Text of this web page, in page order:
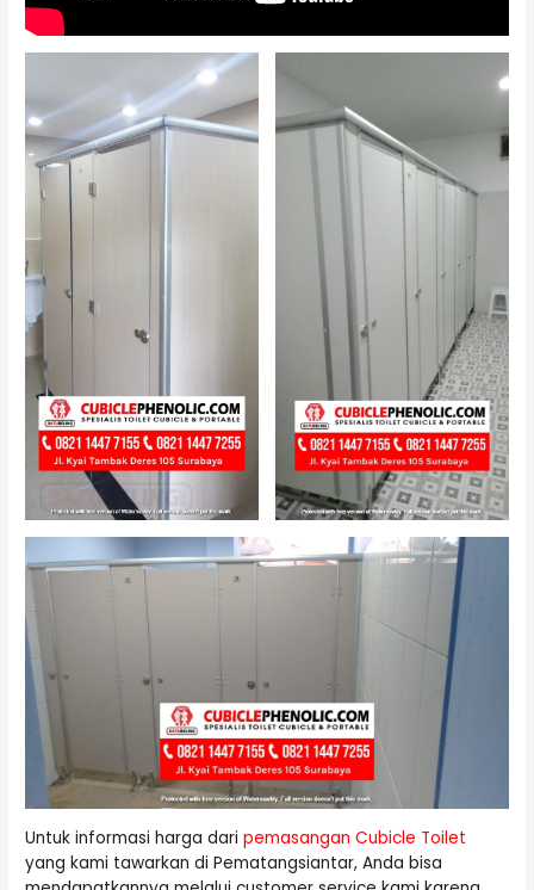
Untuk informasi harga daripemasangan Cubicle Toilet
yang kami tawarkan di Pematangsiantar, Anda bisa